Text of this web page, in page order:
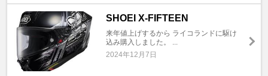
SHOEI X-FIFTEEN
来年値上げするから ライコランドに駆け
込み購入しました。 ...
2024年12月7日